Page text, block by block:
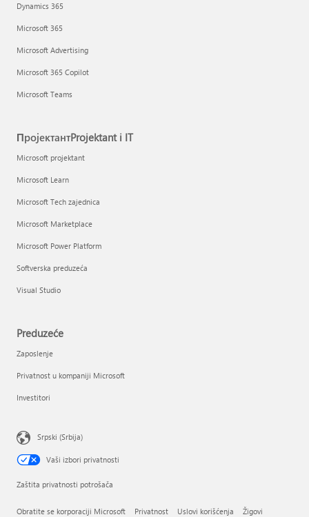
Dynamics 365
Microsoft 365
Microsoft Advertising
Microsoft 365 Copilot
Microsoft Teams
ПројектантProjektant i IT
Microsoft projektant
Microsoft Learn
Microsoft Tech zajednica
Microsoft Marketplace
Microsoft Power Platform
Softverska preduzeća
Visual Studio
Preduzeće
Zaposlenje
Privatnost u kompaniji Microsoft
Investitori
Srpski (Srbija)
Vaši izbori privatnosti
Zaštita privatnosti potrošača
Obratite se korporaciji Microsoft Privatnost Uslovi korišćenja Žigovi